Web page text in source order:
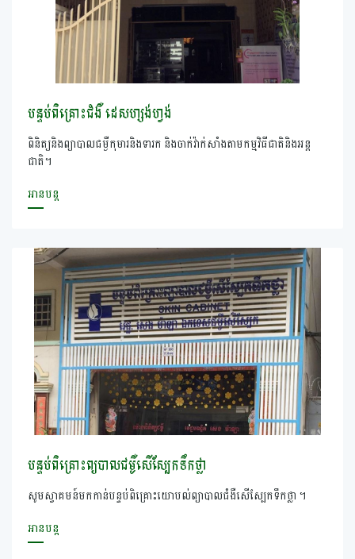
បន្ទប់ពិគ្រោះជំងឺ ដេសហ្សង់ហ្វង់
ពិនិត្យនិងព្យាបាលជម្ងឺកុមារនិងទារក និងចាក់វ៉ាក់សាំងតាមកម្មវិធីជាតិនិងអន្ត
ជាតិ។
អានបន្ត
បន្ទប់ពិគ្រោះព្យបាលជម្ងឺសើស្បែកទឹកថ្លា
សូមស្វាគមន៍មកកាន់បន្ទប់ពិគ្រោះយោបល់ព្យាបាលជំងឺសើស្បែកទឹកថ្លា ។
អានបន្ត